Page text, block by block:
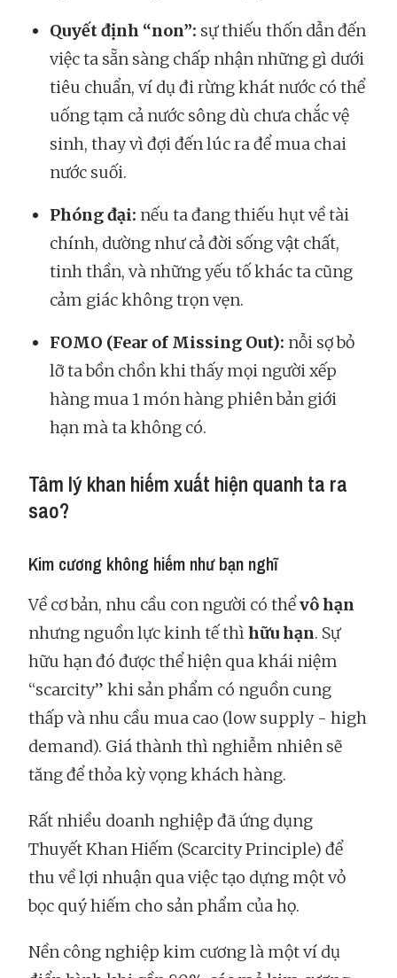
Quyết định “non”: sự thiếu thốn dẫn đến
việc ta sẵn sàng chấp nhận những gì dưới
tiêu chuẩn, ví dụ đi rừng khát nước có thể
uống tạm cả nước sông dù chưa chắc vệ
sinh, thay vì đợi đến lúc ra để mua chai
nước suối.
Phóng đại: nếu ta đang thiếu hụt về tài
chính, dường như cả đời sống vật chất,
tinh thần, và những yếu tố khác ta cũng
cảm giác không trọn vẹn.
FOMO (Fear of Missing Out): nỗi sợ bỏ
lỡ ta bồn chồn khi thấy mọi người xếp
hàng mua 1 món hàng phiên bản giới
hạn mà ta không có.
Tâm lý khan hiếm xuất hiện quanh ta ra
sao?
Kim cương không hiếm như bạn nghĩ
Về cơ bản, nhu cầu con người có thểvô hạn
nhưng nguồn lực kinh tế thìhữu hạn. Sự
hữu hạn đó được thể hiện qua khái niệm
“scarcity” khi sản phẩm có nguồn cung
thấp và nhu cầu mua cao (low supply - high
demand). Giá thành thì nghiễm nhiên sẽ
tăng để thỏa kỳ vọng khách hàng.
Rất nhiều doanh nghiệp đã ứng dụng
Thuyết Khan Hiếm (Scarcity Principle) để
thu về lợi nhuận qua việc tạo dựng một vỏ
bọc quý hiếm cho sản phẩm của họ.
Nền công nghiệp kim cương là một ví dụ